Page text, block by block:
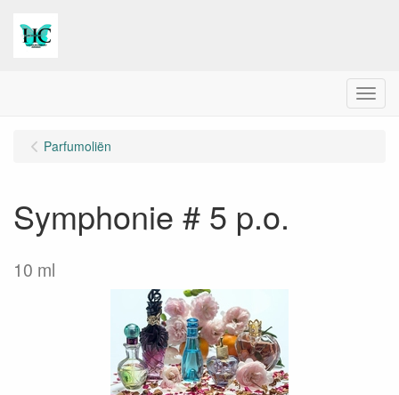
Menu
Parfumoliën
Symphonie # 5 p.o.
10 ml